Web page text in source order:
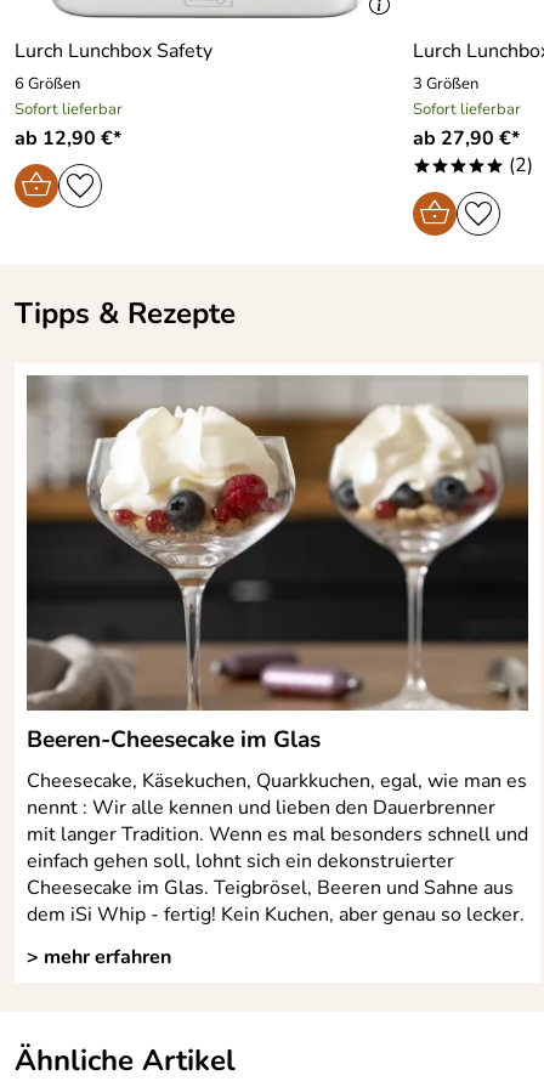
Lurch Lunchbox Safety
6 Größen
Sofort lieferbar
ab 12,90 €*
Lurch
3 Größen
Sofort lieferbar
ab 27,90 €*
***** (2)
Tipps & Rezepte
Beeren-Cheesecake im Glas
Cheesecake, Käsekuchen, Quarkkuchen, egal, wie man es
nennt : Wir alle kennen und lieben den Dauerbrenner
mit langer Tradition. Wenn es mal besonders schnell und
einfach gehen soll, lohnt sich ein dekonstruierter
Cheesecake im Glas. Teigbrösel, Beeren und Sahne aus
dem iSi Whip - fertig! Kein Kuchen, aber genau so lecker.
> mehr erfahren
Ähnliche Artikel